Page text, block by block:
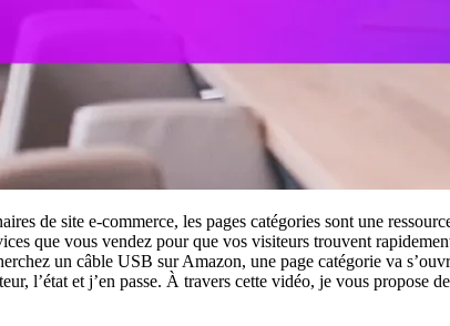
de site e-commerce, les pages catégories sont une
que vous vendez pour que vos visiteurs trouvent
un câble USB sur Amazon, une page catégorie va
l’état et j’en passe. À travers cette vidéo, je vous propose